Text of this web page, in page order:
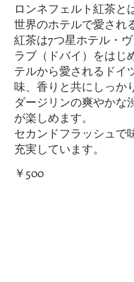
ロンネフェルト紅茶と
世界のホテルで愛され
紅茶は7つ星ホテル・
ラブ（ドバイ）をはじ
テルから愛されるドイ
味、香りと共にしっか
ダージリンの爽やかな
が楽しめます。
セカンドフラッシュで
充実しています。
￥500